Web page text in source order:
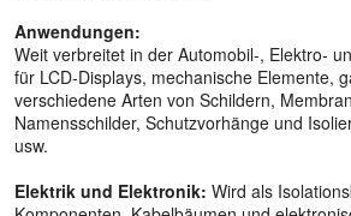
Anwendungen:
Weit verbreitet in der Automobil-, Elektro-
für LCD-Displays, mechanische Elemente,
verschiedene Arten von Schildern,
Namensschilder, Schutzvorhänge und
usw.
Elektrik und Elektronik: Wird als